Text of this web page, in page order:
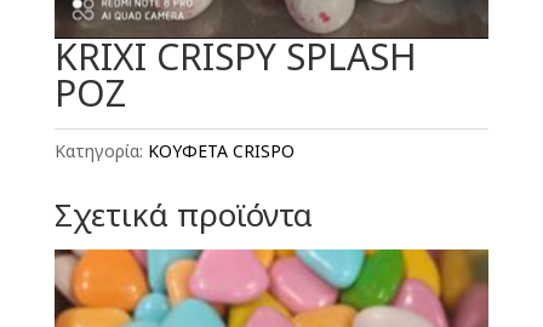
KRIXI CRISPY SPLASH
ΡΟΖ
Κατηγορία: ΚΟΥΦΕΤΑ CRISPO
Σχετικά προϊόντα